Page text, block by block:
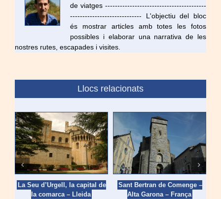
de viatges -----------------------------------------
----------------------------- L'objectiu del bloc
és mostrar articles amb totes les fotos
possibles i elaborar una narrativa de les
nostres rutes, escapades i visites.
Llocs relacionats
La Seu d’Urgell, la capital de
la comarca – Lleida
Sant Bertran de Comenge –
Alta Garona – França